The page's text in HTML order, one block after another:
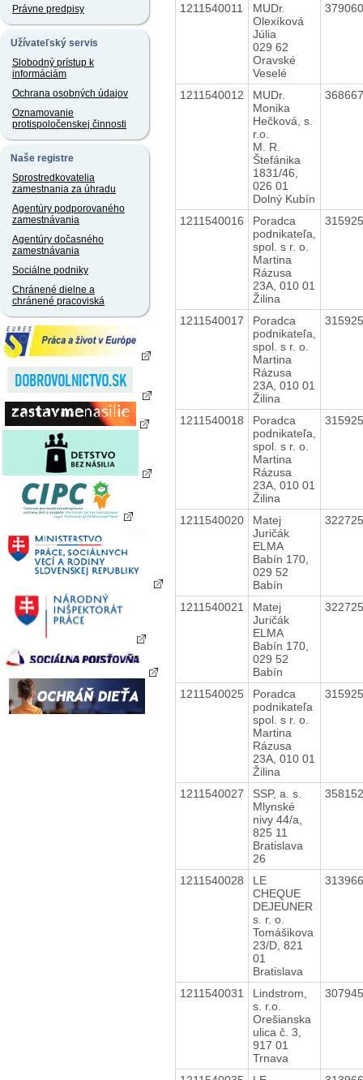
Právne predpisy
Užívateľský servis
Slobodný prístup k
informáciám
Ochrana osobných údajov
Oznamovanie
protispoločenskej činnosti
Naše registre
Sprostredkovatelia
zamestnania za úhradu
Agentúry podporovaného
zamestnávania
Agentúry dočasného
zamestnávania
Sociálne podniky
Chránené dielne a
chránené pracoviská
1211540011
MUDr.
Olexíková
Júlia
029 62
Oravské
Veselé
1211540012
MUDr.
Monika
Hečková, s.
r.o.
M. R.
Štefánika
1831/46,
026 01
Dolný Kubín
1211540016
Poradca
podnikateľa,
spol. s r. o.
Martina
Rázusa
23A, 010 01
Žilina
1211540017
Poradca
podnikateľa,
spol. s r. o.
Martina
Rázusa
23A, 010 01
Žilina
1211540018
Poradca
podnikateľa,
spol. s r. o.
Martina
Rázusa
23A, 010 01
Žilina
1211540020
Matej
Juričák
ELMA
Babín 170,
029 52
Babín
1211540021
Matej
Juričák
ELMA
Babín 170,
029 52
Babín
1211540025
Poradca
podnikateľa
spol. s r. o.
Martina
Rázusa
23A, 010 01
Žilina
1211540027
SSP, a. s.
Mlynské
nivy 44/a,
825 11
Bratislava
26
1211540028
LE
CHEQUE
DEJEUNER
s. r. o.
Tomášikova
23/D, 821
01
Bratislava
1211540031
Lindstrom,
s. r.o.
Orešianska
ulica č. 3,
917 01
Trnava